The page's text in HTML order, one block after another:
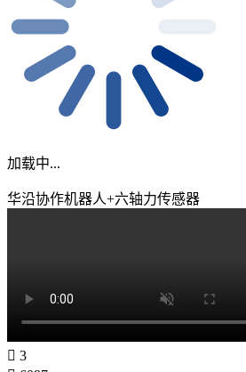
加载中...
华沿协作机器人+六轴力传感器
3